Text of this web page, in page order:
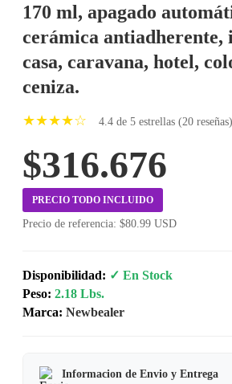
170 ml, apagado
cerámica antiadherente,
casa, caravana, hotel,
ceniza.
★★★★☆ 4.4 de 5 estrellas (20 reseñas)
$316.676
PRECIO TODO INCLUIDO
Precio de referencia: $80.99 USD
Disponibilidad: ✓ En Stock
Peso: 2.18 Lbs.
Marca: Newbealer
Informacion de Envio y Entrega